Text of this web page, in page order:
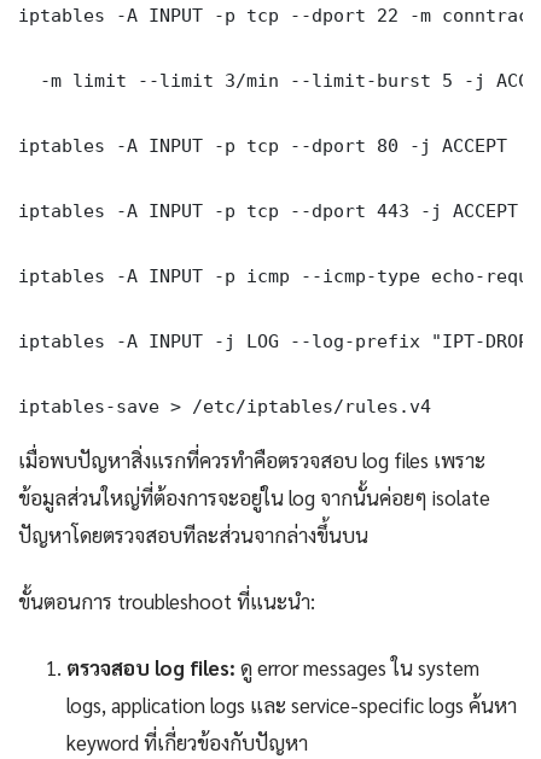
iptables -A INPUT -p tcp --dport 22 -m
-m limit --limit 3/min --limit-burst 5 -j
iptables -A INPUT -p tcp --dport 80 -j ACCEPT
iptables -A INPUT -p tcp --dport 443 -j ACCEPT
iptables -A INPUT -p icmp --icmp-type echo-
iptables -A INPUT -j LOG --log-prefix "IPT-
iptables-save > /etc/iptables/rules.v4
เมื่อพบปัญหาสิ่งแรกที่ควรทำคือตรวจสอบ log files เพราะ
ข้อมูลส่วนใหญ่ที่ต้องการจะอยู่ใน log จากนั้นค่อยๆ isolate
ปัญหาโดยตรวจสอบทีละส่วนจากล่างขึ้นบน
ขั้นตอนการ troubleshoot ที่แนะนำ:
ตรวจสอบ log files: ดู error messages ใน system
logs, application logs และ service-specific logs ค้นหา
keyword ที่เกี่ยวข้องกับปัญหา